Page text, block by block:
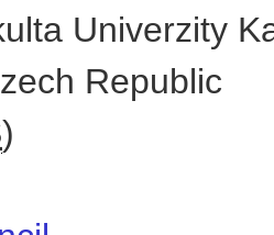
Univerzity
Republic
)